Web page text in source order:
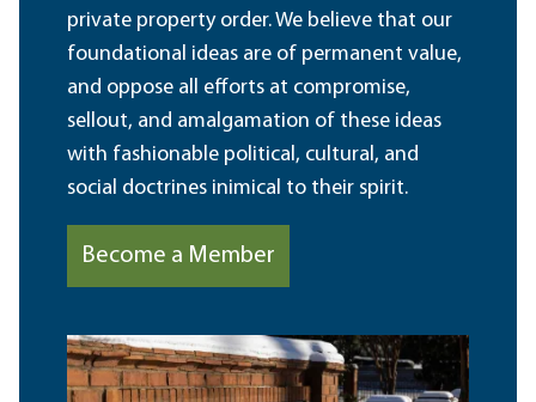
private property order. We believe that our
foundational ideas are of permanent value,
and oppose all efforts at compromise,
sellout, and amalgamation of these ideas
with fashionable political, cultural, and
social doctrines inimical to their spirit.
Become a Member